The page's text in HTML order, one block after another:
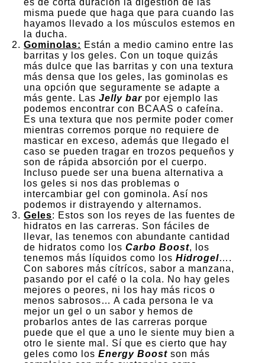
es de corta duración la digestión de las
misma puede que haga que para cuando las
hayamos llevado a los músculos estemos en
la ducha.
Gominolas: Están a medio camino entre las
barritas y los geles. Con un toque quizás
más dulce que las barritas y con una textura
más densa que los geles, las gominolas es
una opción que seguramente se adapte a
más gente. Las Jelly bar por ejemplo las
podemos encontrar con BCAAS o cafeína.
Es una textura que nos permite poder comer
mientras corremos porque no requiere de
masticar en exceso, además que llegado el
caso se pueden tragar en trozos pequeños y
son de rápida absorción por el cuerpo.
Incluso puede ser una buena alternativa a
los geles si nos das problemas o
intercambiar gel con gominola. Así nos
podemos ir distrayendo y alternamos.
Geles: Estos son los reyes de las fuentes de
hidratos en las carreras. Son fáciles de
llevar, las tenemos con abundante cantidad
de hidratos como los Carbo Boost, los
tenemos más líquidos como los Hidrogel….
Con sabores más cítrícos, sabor a manzana,
pasando por el café o la cola. No hay geles
mejores o peores, ni los hay más ricos o
menos sabrosos… A cada persona le va
mejor un gel o un sabor y hemos de
probarlos antes de las carreras porque
puede que el que a uno le siente muy bien a
otro le siente mal. Sí que es cierto que hay
geles como los Energy Boost son más